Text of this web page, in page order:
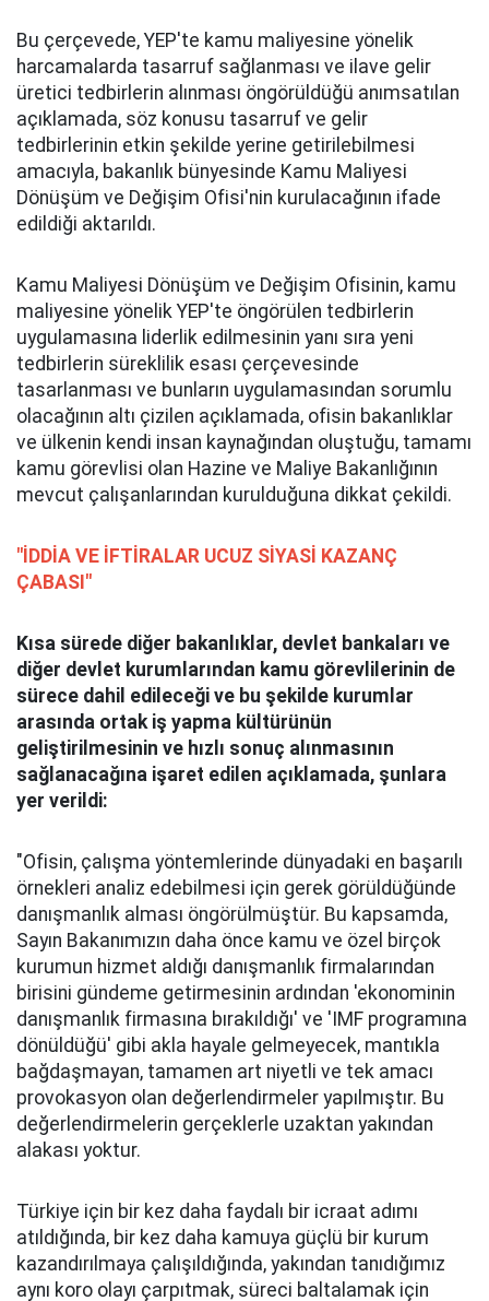
Bu çerçevede, YEP'te kamu maliyesine yönelik
harcamalarda tasarruf sağlanması ve ilave gelir
üretici tedbirlerin alınması öngörüldüğü anımsatılan
açıklamada, söz konusu tasarruf ve gelir
tedbirlerinin etkin şekilde yerine getirilebilmesi
amacıyla, bakanlık bünyesinde Kamu Maliyesi
Dönüşüm ve Değişim Ofisi'nin kurulacağının ifade
edildiği aktarıldı.
Kamu Maliyesi Dönüşüm ve Değişim Ofisinin, kamu
maliyesine yönelik YEP'te öngörülen tedbirlerin
uygulamasına liderlik edilmesinin yanı sıra yeni
tedbirlerin süreklilik esası çerçevesinde
tasarlanması ve bunların uygulamasından sorumlu
olacağının altı çizilen açıklamada, ofisin bakanlıklar
ve ülkenin kendi insan kaynağından oluştuğu, tamamı
kamu görevlisi olan Hazine ve Maliye Bakanlığının
mevcut çalışanlarından kurulduğuna dikkat çekildi.
"İDDİA VE İFTİRALAR UCUZ SİYASİ KAZANÇ
ÇABASI"
Kısa sürede diğer bakanlıklar, devlet bankaları ve
diğer devlet kurumlarından kamu görevlilerinin de
sürece dahil edileceği ve bu şekilde kurumlar
arasında ortak iş yapma kültürünün
geliştirilmesinin ve hızlı sonuç alınmasının
sağlanacağına işaret edilen açıklamada, şunlara
yer verildi:
"Ofisin, çalışma yöntemlerinde dünyadaki en başarılı
örnekleri analiz edebilmesi için gerek görüldüğünde
danışmanlık alması öngörülmüştür. Bu kapsamda,
Sayın Bakanımızın daha önce kamu ve özel birçok
kurumun hizmet aldığı danışmanlık firmalarından
birisini gündeme getirmesinin ardından 'ekonominin
danışmanlık firmasına bırakıldığı' ve 'IMF programına
dönüldüğü' gibi akla hayale gelmeyecek, mantıkla
bağdaşmayan, tamamen art niyetli ve tek amacı
provokasyon olan değerlendirmeler yapılmıştır. Bu
değerlendirmelerin gerçeklerle uzaktan yakından
alakası yoktur.
Türkiye için bir kez daha faydalı bir icraat adımı
atıldığında, bir kez daha kamuya güçlü bir kurum
kazandırılmaya çalışıldığında, yakından tanıdığımız
aynı koro olayı çarpıtmak, süreci baltalamak için